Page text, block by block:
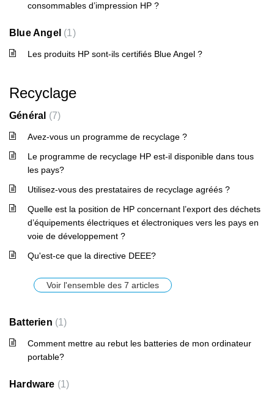
consommables d’impression HP ?
Blue Angel 1
Les produits HP sont-ils certifiés Blue Angel ?
Recyclage
Général 7
Avez-vous un programme de recyclage ?
Le programme de recyclage HP est-il disponible dans tous
les pays?
Utilisez-vous des prestataires de recyclage agréés ?
Quelle est la position de HP concernant l’export des déchets
d’équipements électriques et électroniques vers les pays en
voie de développement ?
Qu'est-ce que la directive DEEE?
Voir l'ensemble des 7 articles
Batterien 1
Comment mettre au rebut les batteries de mon ordinateur
portable?
Hardware 1